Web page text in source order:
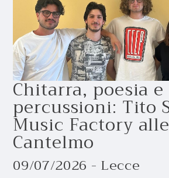
Chitarra, poesia e
percussioni: Tito
Music Factory
Cantelmo
09/07/2026 - Lecce